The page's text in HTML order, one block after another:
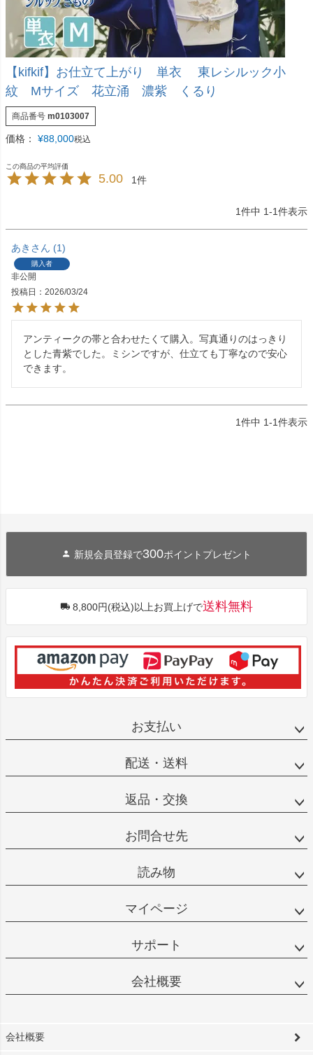
【kifkif】お仕立て上がり 単衣 東レシルック小
紋 Mサイズ 花立涌 濃紫 くるり
商品番号 m0103007
価格： ¥88,000税込
5.00 1
1件中 1-1件表示
あき 1
購入者
非公開
投稿日
2026/03/24
アンティークの帯と合わせたくて購入。写真通りのはっきり
とした青紫でした。ミシンですが、仕立ても丁寧なので安心
できます。
1件中 1-1件表示
新規会員登録で300ポイントプレゼント
8,800円(税込)以上お買上げで送料無料
お支払い
配送・送料
返品・交換
お問合せ先
読み物
マイページ
サポート
会社概要
会社概要